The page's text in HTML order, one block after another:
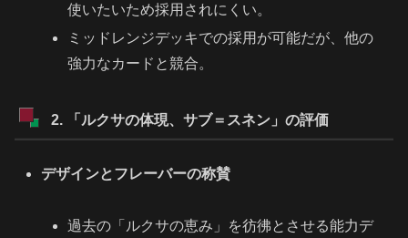
使いたいため採用されにくい。
ミッドレンジデッキでの採用が可能だが、他の
強力なカードと競合。
2. 「ルクサの体現、サブ＝スネン」の評価
デザインとフレーバーの称賛
過去の「ルクサの恵み」を彷彿とさせる能力デ